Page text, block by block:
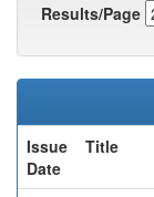
Results/Page
Issue
Date
Title